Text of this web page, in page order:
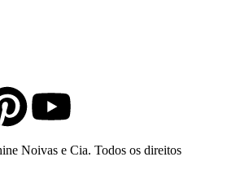
Noivas e Cia. Todos os direitos